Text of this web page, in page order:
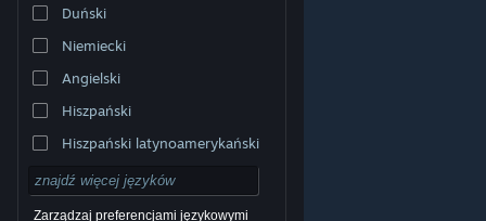
Duński
Niemiecki
Angielski
Hiszpański
Hiszpański latynoamerykański
Zarządzaj preferencjami językowymi